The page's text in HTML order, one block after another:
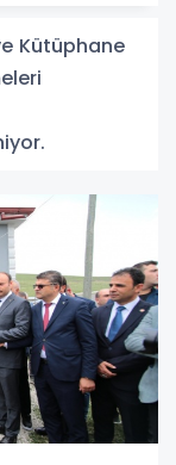
Kütüphane